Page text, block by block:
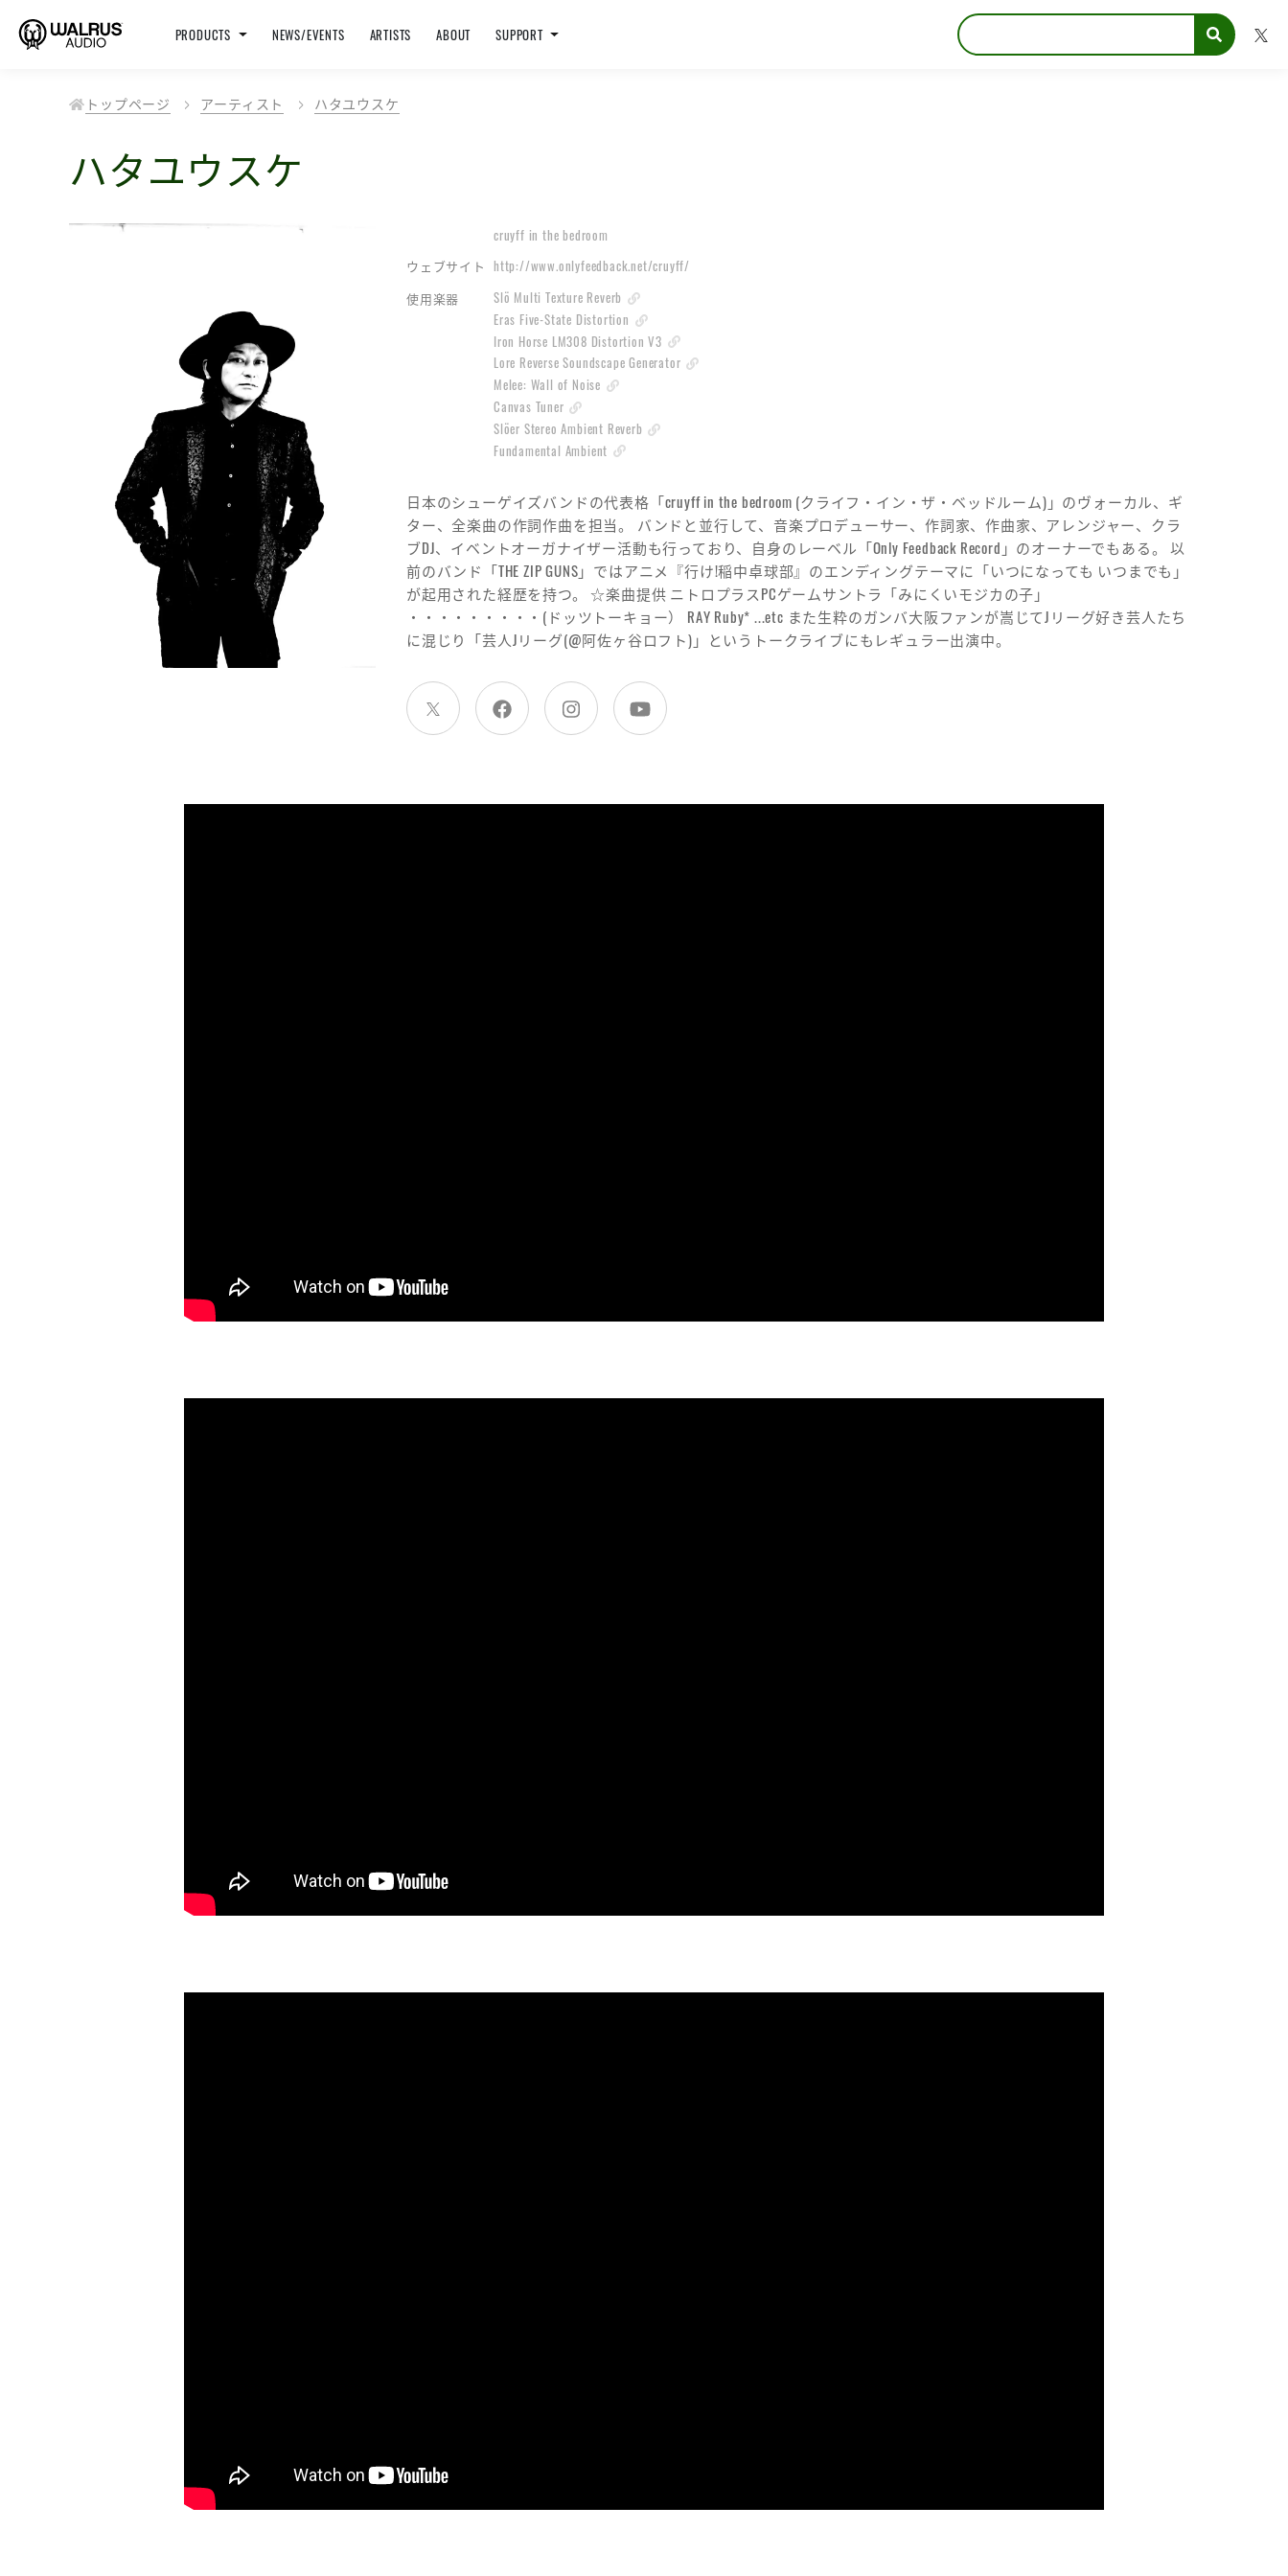
PRODUCTS NEWS/EVENTS ARTISTS ABOUT SUPPORT
トップページ アーティスト ハタユウスケ
ハタユウスケ
cruyff in the bedroom
ウェブサイト http://www.onlyfeedback.net/cruyff/
使用楽器
Slö Multi Texture Reverb
Eras Five-State Distortion
Iron Horse LM308 Distortion V3
Lore Reverse Soundscape Generator
Melee: Wall of Noise
Canvas Tuner
Slöer Stereo Ambient Reverb
Fundamental Ambient
日本のシューゲイズバンドの代表格「cruyff in the bedroom (クライフ・イン・ザ・ベッドルーム)」のヴォーカル、ギ
ター、全楽曲の作詞作曲を担当。 バンドと並行して、音楽プロデューサー、作詞家、作曲家、アレンジャー、クラ
ブDJ、イベントオーガナイザー活動も行っており、自身のレーベル「Only Feedback Record」のオーナーでもある。 以
前のバンド「THE ZIP GUNS」ではアニメ『行け!稲中卓球部』のエンディングテーマに「いつになっても いつまでも」
が起用された経歴を持つ。 ☆楽曲提供 ニトロプラスPCゲームサントラ「みにくいモジカの子」
・・・・・・・・・(ドッツトーキョー） RAY Ruby* ...etc また生粋のガンバ大阪ファンが嵩じてJリーグ好き芸人たち
に混じり「芸人Jリーグ(@阿佐ヶ谷ロフト)」というトークライブにもレギュラー出演中。